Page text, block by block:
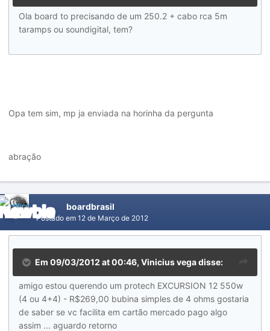
Ola board to precisando de um 250.2 + cabo rca 5m
taramps ou soundigital, tem?
Opa tem sim, mp ja enviada na horinha da pergunta
abração
boardbrasil
Postado em 12 de Março de 2012
Em 09/03/2012 at 00:46, Vinicius vega disse:
amigo estou querendo um protech EXCURSION 12 550w
(4 ou 4+4) - R$269,00 bubina simples de 4 ohms gostaria
de saber se vc facilita em cartão mercado pago algo
assim ... aguardo retorno